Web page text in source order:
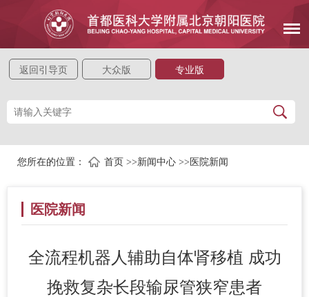
返回引导页 大众版 专业版
您所在的位置： 首页 >>新闻中心 >> 医院新闻
医院新闻
全流程机器人辅助自体肾移植 成功
挽救复杂长段输尿管狭窄患者